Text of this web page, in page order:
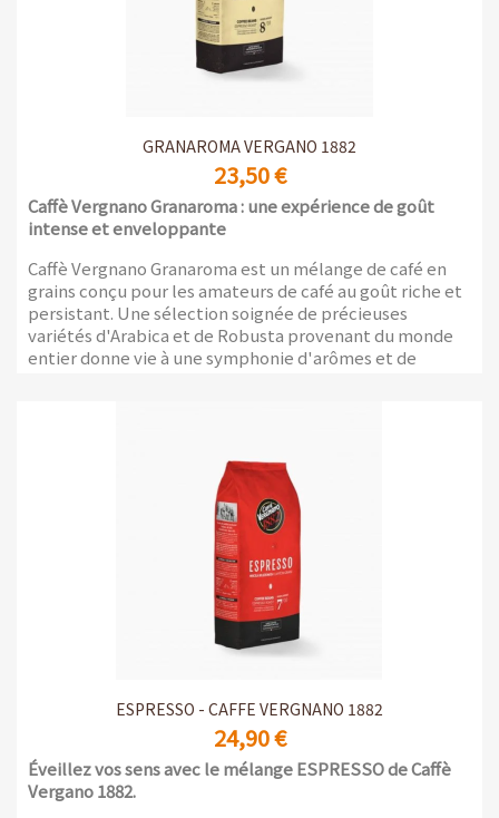
GRANAROMA VERGANO 1882
23,50 €
Caffè Vergnano Granaroma : une expérience de goût
intense et enveloppante
Caffè Vergnano Granaroma est un mélange de café en
grains conçu pour les amateurs de café au goût riche et
persistant. Une sélection soignée de précieuses
variétés d'Arabica et de Robusta provenant du monde
entier donne vie à une symphonie d'arômes et de
ESPRESSO - CAFFE VERGNANO 1882
24,90 €
Éveillez vos sens avec le mélange ESPRESSO de Caffè
Vergano 1882.